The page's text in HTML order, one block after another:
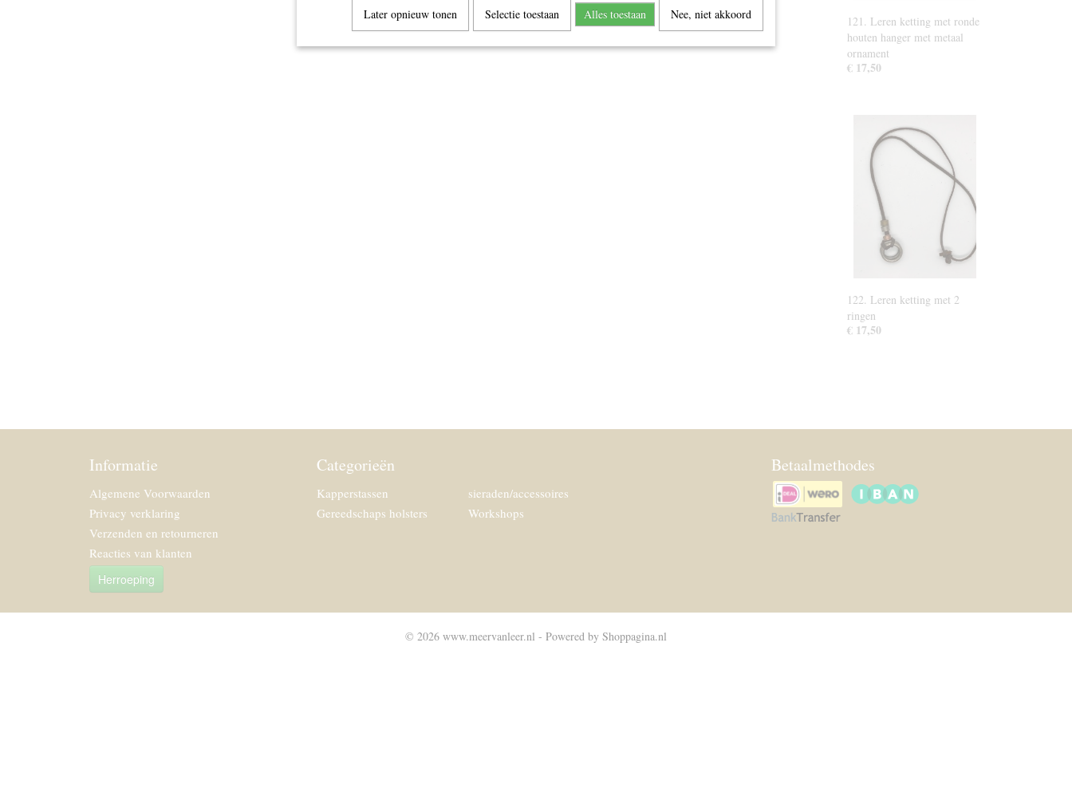
121. Leren ketting met ronde
houten hanger met metaal
ornament
€ 17,50
122. Leren ketting met 2
ringen
€ 17,50
Informatie
Algemene Voorwaarden
Privacy verklaring
Verzenden en retourneren
Reacties van klanten
Herroeping
Categorieën
Kapperstassen
Gereedschaps holsters
sieraden/accessoires
Workshops
Betaalmethodes
© 2026 www.meervanleer.nl - Powered by Shoppagina.nl
Later opnieuw tonen Selectie toestaan Alles toestaan Nee, niet akkoord